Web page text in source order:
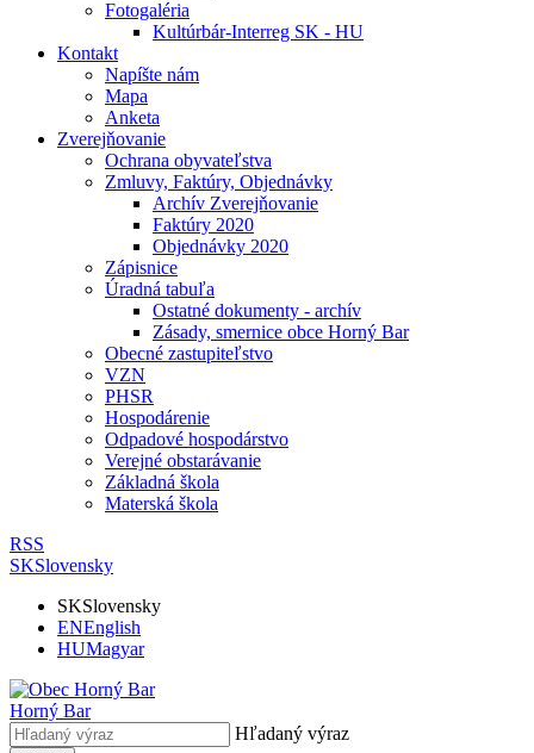
Fotogaléria
Kultúrbár-Interreg SK - HU
Kontakt
Napíšte nám
Mapa
Anketa
Zverejňovanie
Ochrana obyvateľstva
Zmluvy, Faktúry, Objednávky
Archív Zverejňovanie
Faktúry 2020
Objednávky 2020
Zápisnice
Úradná tabuľa
Ostatné dokumenty - archív
Zásady, smernice obce Horný Bar
Obecné zastupiteľstvo
VZN
PHSR
Hospodárenie
Odpadové hospodárstvo
Verejné obstarávanie
Základná škola
Materská škola
RSS
SKSlovensky
SKSlovensky
ENEnglish
HUMagyar
Horný Bar
Hľadaný výraz